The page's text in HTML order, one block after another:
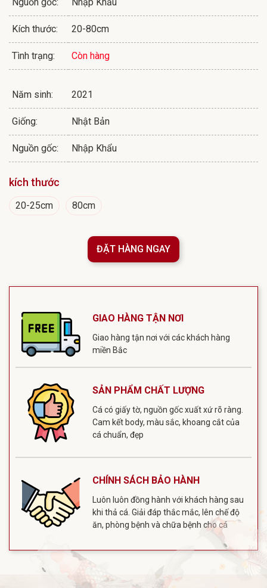
Kích thước: 20-80cm
Tình trạng: Còn hàng
Năm sinh: 2021
Giống: Nhật Bản
Nguồn gốc: Nhập Khẩu
kích thước
20-25cm 80cm
ĐẶT HÀNG NGAY
GIAO HÀNG TẬN NƠI
Giao hàng tận nơi với các khách hàng
miền Bắc
SẢN PHẨM CHẤT LƯỢNG
Cá có giấy tờ, nguồn gốc xuất xứ rõ ràng.
Cam kết body, màu sắc, khoang cắt của
cá chuẩn, đẹp
CHÍNH SÁCH BẢO HÀNH
Luôn luôn đồng hành với khách hàng sau
khi thả cá. Giải đáp thắc mắc, lên chế độ
ăn, phòng bệnh và chữa bệnh cho cá